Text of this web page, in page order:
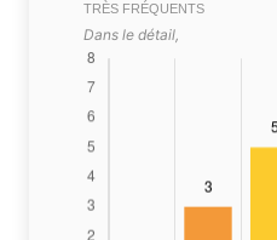
TRÈS FRÉQUENTS
Dans le détail,